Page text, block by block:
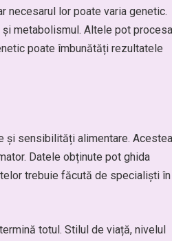
necesarul lor poate varia genetic.
și metabolismul. Altele pot procesa
poate îmbunătăți rezultatele
și sensibilități alimentare. Acestea
Datele obținute pot ghida
trebuie făcută de specialiști în
totul. Stilul de viață, nivelul